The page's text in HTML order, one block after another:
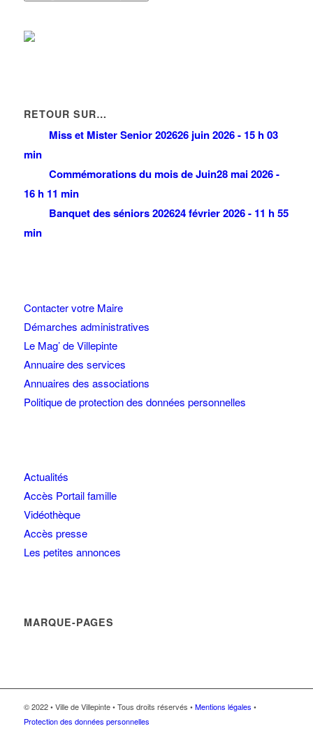
RETOUR SUR…
Miss et Mister Senior 202626 juin 2026 - 15 h 03
min
Commémorations du mois de Juin28 mai 2026 -
16 h 11 min
Banquet des séniors 202624 février 2026 - 11 h 55
min
Contacter votre Maire
Démarches administratives
Le Mag’ de Villepinte
Annuaire des services
Annuaires des associations
Politique de protection des données personnelles
Actualités
Accès Portail famille
Vidéothèque
Accès presse
Les petites annonces
MARQUE-PAGES
© 2022 • Ville de Villepinte • Tous droits réservés •Mentions légales •
Protection des données personnelles